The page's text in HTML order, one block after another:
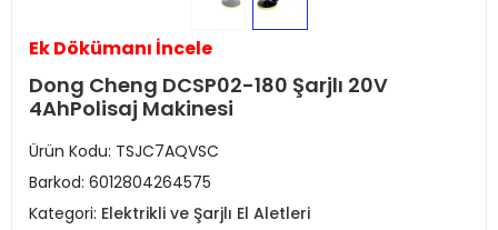
Ek Dökümanı İncele
Dong Cheng DCSP02-180 Şarjlı 20V
4AhPolisaj Makinesi
Ürün Kodu: TSJC7AQVSC
Barkod: 6012804264575
Kategori: Elektrikli ve Şarjlı El Aletleri